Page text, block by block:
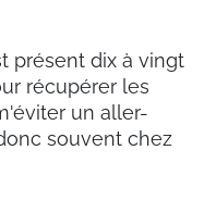
présent dix à vingt
récupérer les
un aller-
souvent chez